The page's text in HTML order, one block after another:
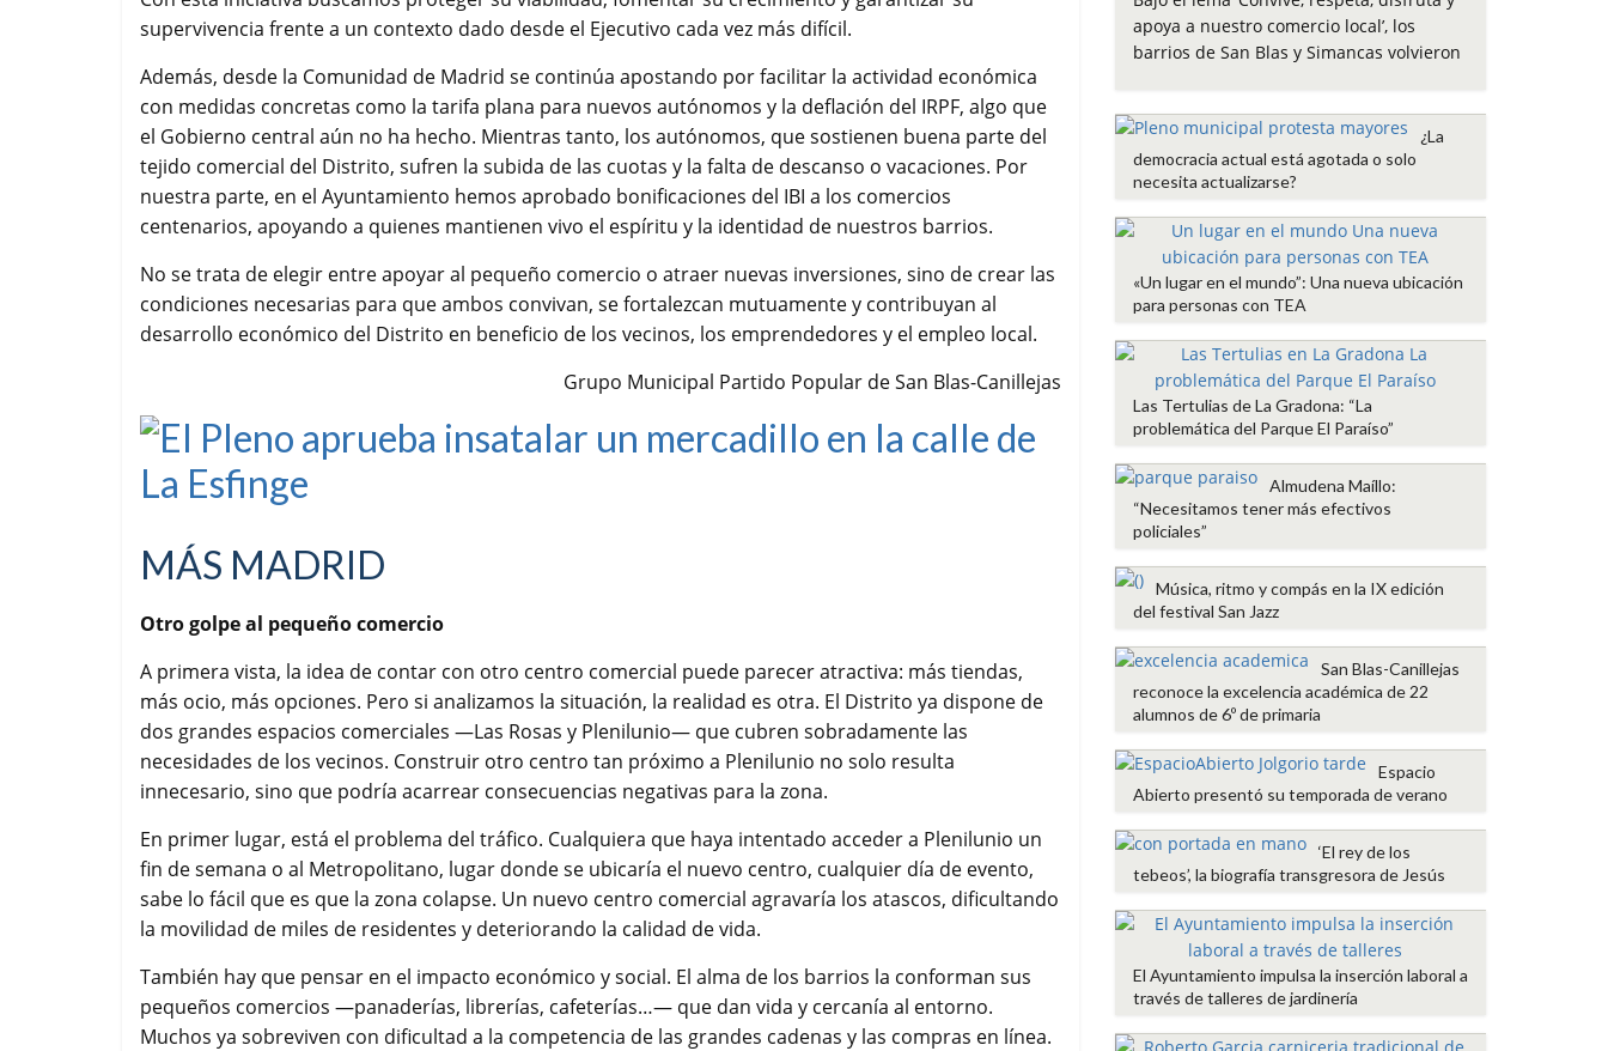
supervivencia frente a un contexto dado desde el Ejecutivo cada vez más difícil.
Además, desde la Comunidad de Madrid se continúa apostando por facilitar la actividad económica
con medidas concretas como la tarifa plana para nuevos autónomos y la deflación del IRPF, algo que
el Gobierno central aún no ha hecho. Mientras tanto, los autónomos, que sostienen buena parte del
tejido comercial del Distrito, sufren la subida de las cuotas y la falta de descanso o vacaciones. Por
nuestra parte, en el Ayuntamiento hemos aprobado bonificaciones del IBI a los comercios
centenarios, apoyando a quienes mantienen vivo el espíritu y la identidad de nuestros barrios.
No se trata de elegir entre apoyar al pequeño comercio o atraer nuevas inversiones, sino de crear las
condiciones necesarias para que ambos convivan, se fortalezcan mutuamente y contribuyan al
desarrollo económico del Distrito en beneficio de los vecinos, los emprendedores y el empleo local.
Grupo Municipal Partido Popular de San Blas-Canillejas
MÁS MADRID
Otro golpe al pequeño comercio
A primera vista, la idea de contar con otro centro comercial puede parecer atractiva: más tiendas,
más ocio, más opciones. Pero si analizamos la situación, la realidad es otra. El Distrito ya dispone de
dos grandes espacios comerciales —Las Rosas y Plenilunio— que cubren sobradamente las
necesidades de los vecinos. Construir otro centro tan próximo a Plenilunio no solo resulta
innecesario, sino que podría acarrear consecuencias negativas para la zona.
En primer lugar, está el problema del tráfico. Cualquiera que haya intentado acceder a Plenilunio un
fin de semana o al Metropolitano, lugar donde se ubicaría el nuevo centro, cualquier día de evento,
sabe lo fácil que es que la zona colapse. Un nuevo centro comercial agravaría los atascos, dificultando
la movilidad de miles de residentes y deteriorando la calidad de vida.
También hay que pensar en el impacto económico y social. El alma de los barrios la conforman sus
pequeños comercios —panaderías, librerías, cafeterías…— que dan vida y cercanía al entorno.
Muchos ya sobreviven con dificultad a la competencia de las grandes cadenas y las compras en línea.
e
b
k
t
t
t
s
p
l
p
a
r
i
r
apoya a nuestro comercio local’, los
barrios de San Blas y Simancas volvieron
¿La
democracia actual está agotada o solo
necesita actualizarse?
«Un lugar en el mundo”: Una nueva ubicación
para personas con TEA
Las Tertulias de La Gradona: “La
problemática del Parque El Paraíso”
Almudena Maíllo:
“Necesitamos tener más efectivos
policiales”
Música, ritmo y compás en la IX edición
del festival San Jazz
San Blas-Canillejas
reconoce la excelencia académica de 22
alumnos de 6º de primaria
Espacio
Abierto presentó su temporada de verano
‘El rey de los
tebeos’, la biografía transgresora de Jesús
El Ayuntamiento impulsa la inserción laboral a
través de talleres de jardinería